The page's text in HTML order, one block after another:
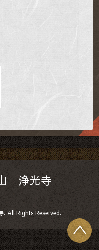
浄光寺
. All Rights Reserved.